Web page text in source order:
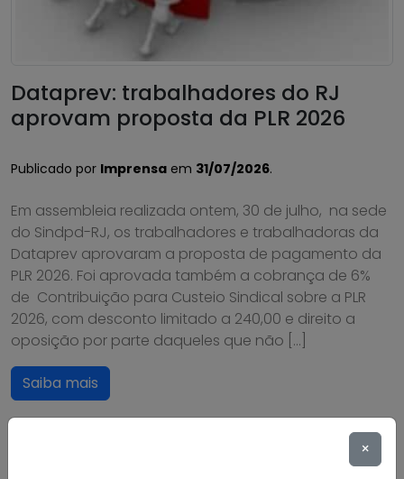
Dataprev: trabalhadores do RJ
aprovam proposta da PLR 2026
Publicado por Imprensa em 31/07/2026.
Em assembleia realizada ontem, 30 de julho, na sede
do Sindpd-RJ, os trabalhadores e trabalhadoras da
Dataprev aprovaram a proposta de pagamento da
PLR 2026. Foi aprovada também a cobrança de 6%
de Contribuição para Custeio Sindical sobre a PLR
2026, com desconto limitado a 240,00 e direito a
oposição por parte daqueles que não […]
Saiba mais
×